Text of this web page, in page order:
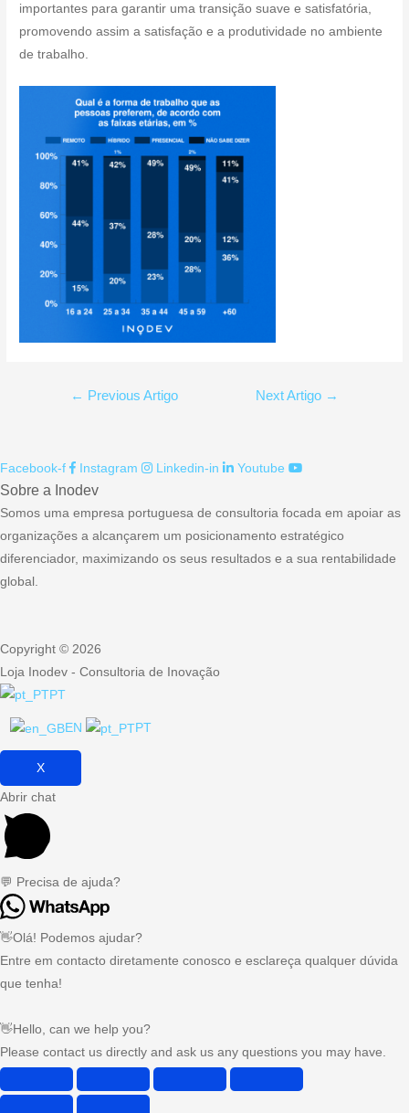
importantes para garantir uma transição suave e satisfatória,
promovendo assim a satisfação e a produtividade no ambiente
de trabalho.
Navegação
← Previous Artigo Next Artigo →
Facebook-f Instagram Linkedin-in Youtube
Sobre a Inodev
Somos uma empresa portuguesa de consultoria focada em apoiar as
organizações a alcançarem um posicionamento estratégico
diferenciador, maximizando os seus resultados e a sua rentabilidade
global.
Copyright © 2026
Loja Inodev - Consultoria de Inovação
PT
EN PT
X
Abrir chat
💬 Precisa de ajuda?
👋Olá! Podemos ajudar?
Entre em contacto diretamente conosco e esclareça qualquer dúvida
que tenha!
👋Hello, can we help you?
Please contact us directly and ask us any questions you may have.